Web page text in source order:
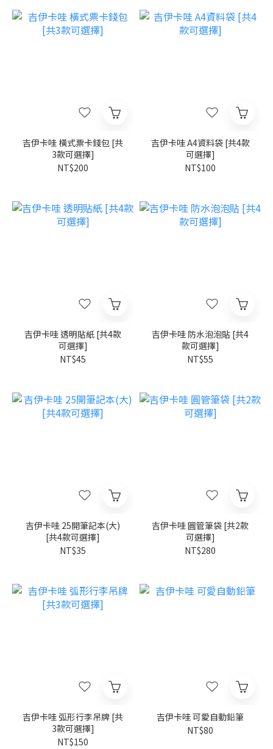
吉伊卡哇 橫式票卡錢包 [共
3款可選擇]
NT$200
吉伊卡哇 A4資料袋 [共4款
可選擇]
NT$100
吉伊卡哇 透明貼紙 [共4款
可選擇]
NT$45
吉伊卡哇 防水泡泡貼 [共4
款可選擇]
NT$55
吉伊卡哇 25開筆記本(大)
[共4款可選擇]
NT$35
吉伊卡哇 圓管筆袋 [共2款
可選擇]
NT$280
吉伊卡哇 弧形行李吊牌 [共
3款可選擇]
NT$150
吉伊卡哇 可愛自動鉛筆
NT$80